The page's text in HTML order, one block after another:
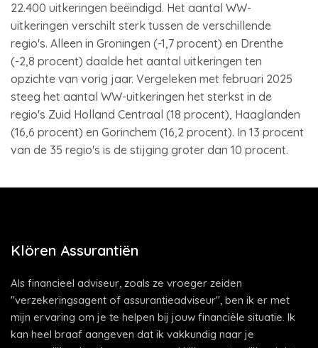
22.400 uitkeringen beëindigd. Het aantal WW-
uitkeringen verschilt sterk tussen de verschillende
regio's. Alleen in Groningen (-1,7 procent) en Drenthe
(-2,8 procent) daalde het aantal uitkeringen ten
opzichte van vorig jaar. Vergeleken met februari 2025
steeg het aantal WW-uitkeringen het sterkst in de
regio's Zuid Holland Centraal (18 procent), Haaglanden
(16,6 procent) en Gorinchem (16,2 procent). In 13 procent
van de 35 regio's is de stijging groter dan 10 procent.
Klören Assurantiën
Als financieel adviseur, zoals ze vroeger zeiden
"verzekeringsagent of assurantieadviseur", ben ik er met
mijn ervaring om je te helpen bij jouw financiële situatie. Ik
kan heel braaf aangeven dat ik vakkundig naar je